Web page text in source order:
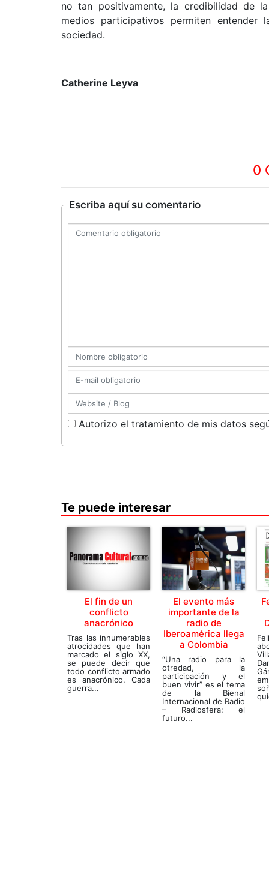
no tan positivamente, la credibilidad de
medios participativos permiten
sociedad.
Catherine Leyva
0
Escriba aquí su comentario
Autorizo el tratamiento de mis datos
Te puede interesar
El fin de un
conflicto
anacrónico
Tras las innumerables
atrocidades que han
marcado el siglo XX,
se puede decir que
todo conflicto armado
es anacrónico. Cada
guerra...
El evento más
importante de la
radio de
Iberoamérica llega
a Colombia
“Una radio para la
otredad, la
participación y el
buen vivir” es el tema
de la Bienal
Internacional de Radio
– Radiosfera: el
futuro...